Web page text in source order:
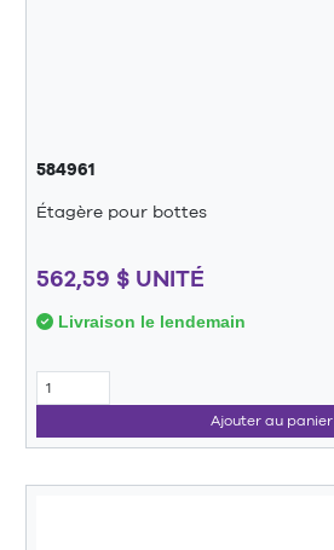
584961
Étagère pour bottes
562,59 $ UNITÉ
Livraison le lendemain
Ajouter au panier